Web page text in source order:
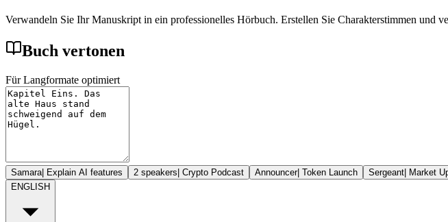
Verwandeln Sie Ihr Manuskript in ein professionelles Hörbuch. Erstellen Sie Charakterstimmen und
Buch vertonen
Für Langformate optimiert
Samara| Explain AI features 2 speakers| Crypto Podcast Announcer| Token Launch Sergeant| Market
ENGLISH